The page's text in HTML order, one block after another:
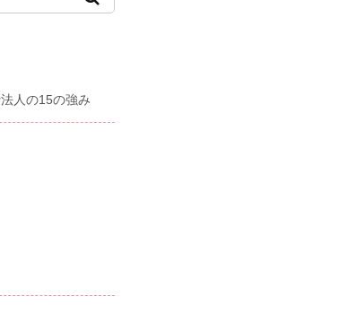
人の15の強み